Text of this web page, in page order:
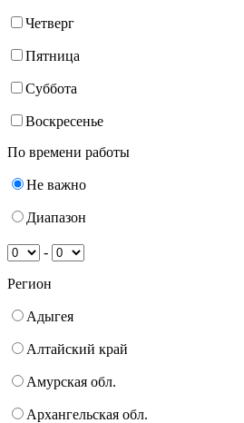
Четверг
Пятница
Суббота
Воскресенье
По времени работы
Не важно
Диапазон
-
Регион
Адыгея
Алтайский край
Амурская обл.
Архангельская обл.